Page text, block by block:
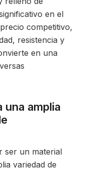
en el
competitivo,
resistencia y
en una
una amplia
ser un material
variedad de